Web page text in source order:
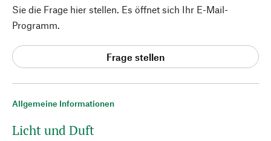
Allgemeine Informationen
Licht und Duft
Sie die Frage hier stellen. Es öffnet sich Ihr E-Mail-
Programm.
Frage stellen